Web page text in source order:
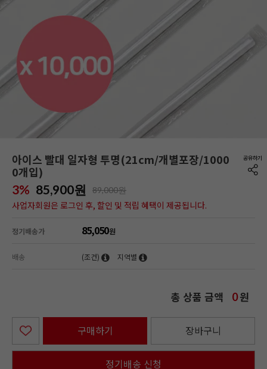
아이스 빨대 일자형 투명(21cm/개별포장/1000
0개입)
3% 85,900원 89,000원
사업자회원은 로그인 후, 할인 및 적립 혜택이 제공됩니다.
정기배송가 85,050원
배송 (조건) 지역별
총 상품 금액 0원
구매하기 장바구니
정기배송 신청